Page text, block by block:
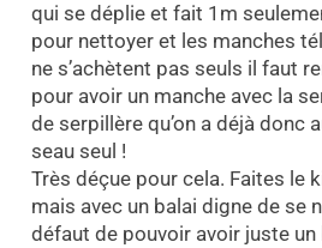
qui se déplie et fait 1m
pour nettoyer et les manches
ne s’achètent pas seuls il faut
pour avoir un manche avec la
de serpillère qu’on a déjà donc
seau seul !
Très déçue pour cela. Faites le
mais avec un balai digne de se
défaut de pouvoir avoir juste un